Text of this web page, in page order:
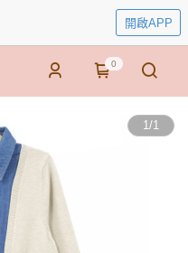
開啟APP
0
1/1